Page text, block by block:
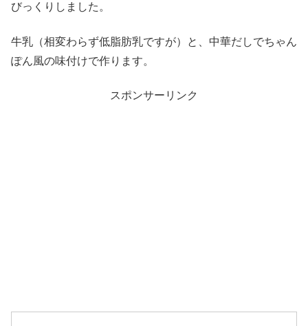
びっくりしました。
牛乳（相変わらず低脂肪乳ですが）と、中華だしでちゃん
ぽん風の味付けで作ります。
スポンサーリンク